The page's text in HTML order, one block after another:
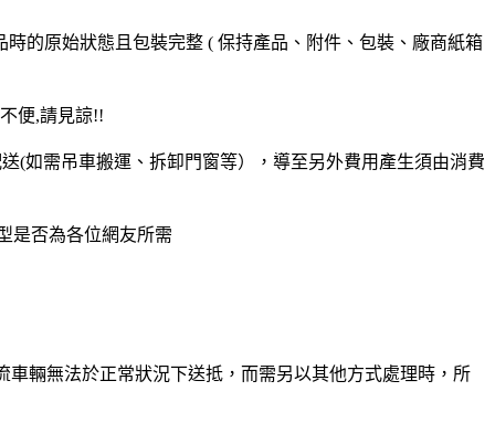
的原始狀態且包裝完整 ( 保持產品、附件、包裝、廠商紙箱
便,請見諒!!
(如需吊車搬運、拆卸門窗等），導至另外費用產生須由消費
是否為各位網友所需
輛無法於正常狀況下送抵，而需另以其他方式處理時，所